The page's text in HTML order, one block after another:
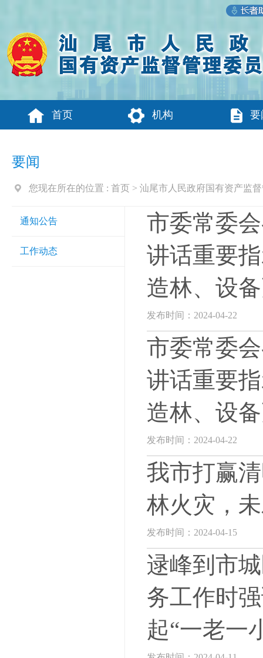
首页 机构 要
要闻
您现在所在的位置 : 首页 > 汕尾市人民政府国有资产监
通知公告
工作动态
市委常委
讲话重要
造林、设
发布时间：2024-04-22
市委常委
讲话重要
造林、设
发布时间：2024-04-22
我市打赢
林火灾，
发布时间：2024-04-15
逯峰到市
务工作时
起“一老一